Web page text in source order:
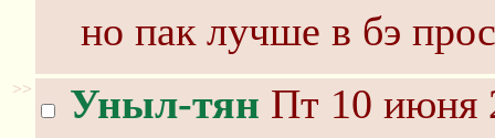
но пак лучше в бэ
>> Уныл-тян Пт 10 июня